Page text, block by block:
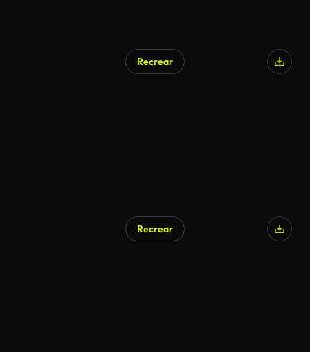
Recrear
Recrear